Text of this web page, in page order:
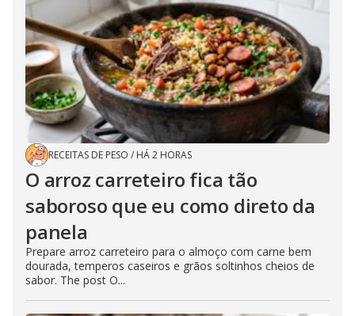
RECEITAS DE PESO / HÁ 2 HORAS
O arroz carreteiro fica tão
saboroso que eu como direto da
panela
Prepare arroz carreteiro para o almoço com carne bem
dourada, temperos caseiros e grãos soltinhos cheios de
sabor. The post O...